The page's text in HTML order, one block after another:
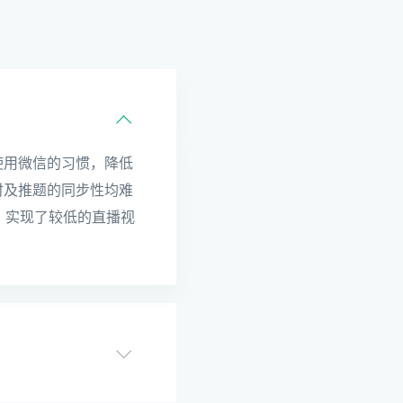
微信的习惯，降低
推题的同步性均难
实现了较低的直播视